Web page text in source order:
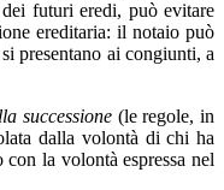
futuri eredi, può evitare
ereditaria: il notaio può
presentano ai congiunti, a
successione (le regole, in
dalla volontà di chi ha
la volontà espressa nel